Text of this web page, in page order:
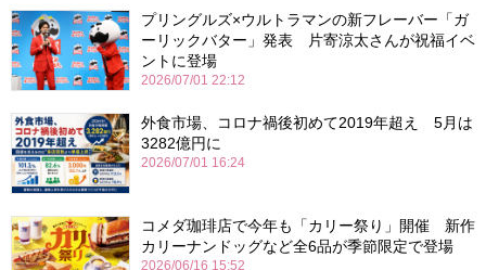
プリングルズ×ウルトラマンの新フレーバー「ガ
ーリックバター」発表 片寄涼太さんが祝福イベ
ントに登場
2026/07/01 22:12
外食市場、コロナ禍後初めて2019年超え 5月は
3282億円に
2026/07/01 16:24
コメダ珈琲店で今年も「カリー祭り」開催 新作
カリーナンドッグなど全6品が季節限定で登場
2026/06/16 15:52